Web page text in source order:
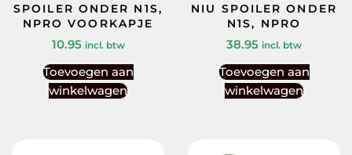
SPOILER ONDER N1S,
NPRO VOORKAPJE
10.95 incl. btw
Toevoegen aan
winkelwagen
NIU SPOILER ONDER
N1S, NPRO
38.95 incl. btw
Toevoegen aan
winkelwagen